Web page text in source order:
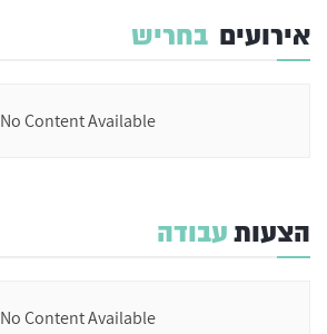
אירועים בחריש
No Content Available
הצעותעבודה
No Content Available